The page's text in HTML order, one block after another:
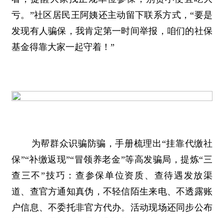
亏。”社区居民王阿姨还主动留下联系方式，“要是
发现有人骗保，我肯定第一时间举报，咱们的社保
基金得靠大家一起守着！”
为帮群众识骗防骗，手册梳理出“挂靠代缴社
保”“补缴返现”“冒领养老金”等高发骗局，提炼“三
查三不”技巧：查参保单位资质、查待遇发放渠
道、查官方通知真伪，不轻信陌生来电、不透露账
户信息、不委托非官方代办。活动现场还同步公布